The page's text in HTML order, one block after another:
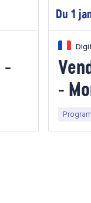
-
Du 1
-